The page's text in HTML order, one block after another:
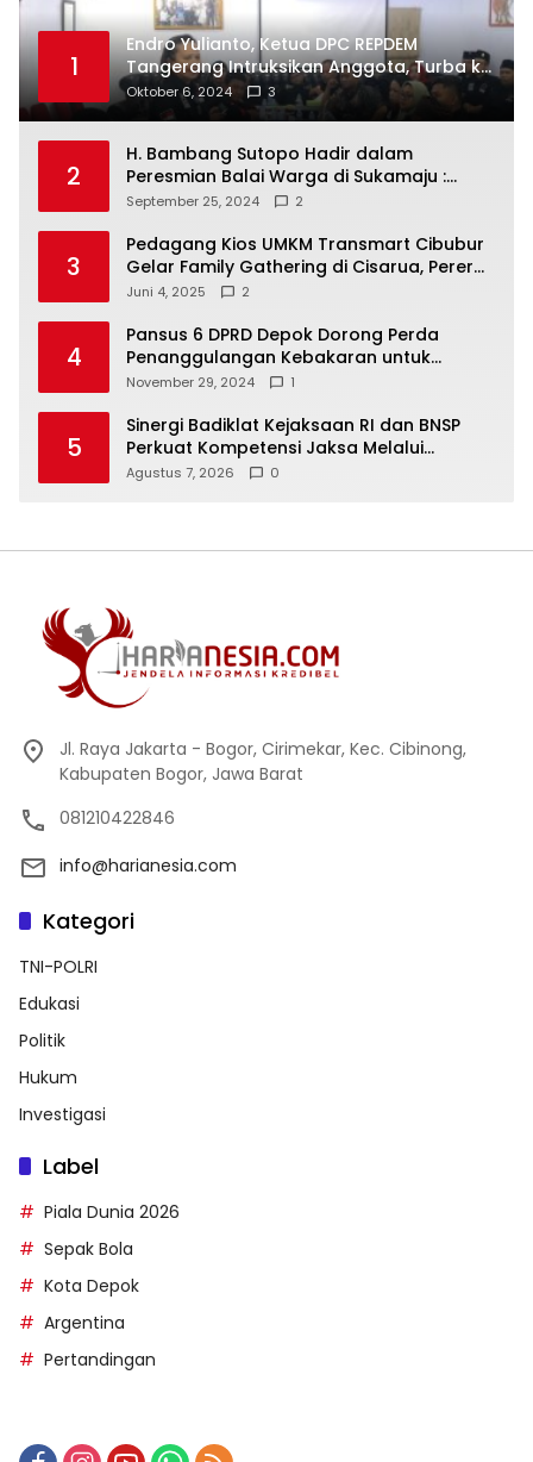
1
Endro Yulianto, Ketua DPC REPDEM
Tangerang Intruksikan Anggota, Turba ke
Masyarakat Dan Jalani Apa Yang di
Putuskan RAKERCABSUS
Oktober 6, 2024 3
2
H. Bambang Sutopo Hadir dalam
Peresmian Balai Warga di Sukamaju :
Wadah Baru untuk Kolaborasi dan
September 25, 2024 2
3
Pedagang Kios UMKM Transmart Cibubur
Gelar Family Gathering di Cisarua, Pererat
Silaturahmi dan Kekompakan
Juni 4, 2025 2
4
Pansus 6 DPRD Depok Dorong Perda
Penanggulangan Kebakaran untuk
Keselamatan Warga
November 29, 2024 1
5
Sinergi Badiklat Kejaksaan RI dan BNSP
Perkuat Kompetensi Jaksa Melalui
Sertifikasi Profesional
Agustus 7, 2026 0
Jl. Raya Jakarta - Bogor, Cirimekar, Kec. Cibinong,
Kabupaten Bogor, Jawa Barat
081210422846
info@harianesia.com
Kategori
TNI-POLRI
Edukasi
Politik
Hukum
Investigasi
Label
Piala Dunia 2026
Sepak Bola
Kota Depok
Argentina
Pertandingan